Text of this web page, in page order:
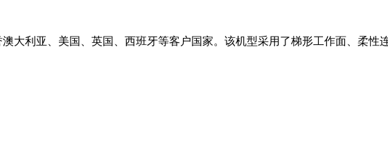
大利亚、美国、英国、西班牙等客户国家。该机型采用了梯形工作面、柔